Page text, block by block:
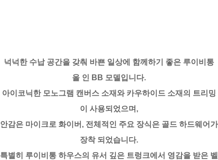
넉넉한 수납 공간을 갖춰 바쁜 일상에 함께하기 좋은 루이비통
올 인 BB 모델입니다.
아이코닉한 모노그램 캔버스 소재와 카우하이드 소재의 트리밍
이 사용되었으며,
안감은 마이크로 화이버, 전체적인 주요 장식은 골드 하드웨어가
장착 되었습니다.
특별히 루이비통 하우스의 유서 깊은 트렁크에서 영감을 받은 벨